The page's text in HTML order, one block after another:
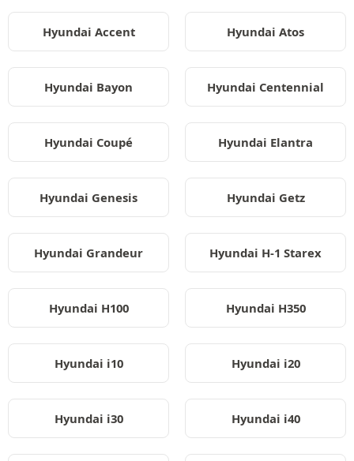
Hyundai Accent Hyundai Atos
Hyundai Bayon Hyundai Centennial
Hyundai Coupé Hyundai Elantra
Hyundai Genesis Hyundai Getz
Hyundai Grandeur Hyundai H-1 Starex
Hyundai H100 Hyundai H350
Hyundai i10 Hyundai i20
Hyundai i30 Hyundai i40